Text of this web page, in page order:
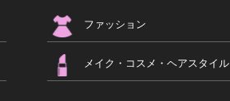
ファッション
メイク・コスメ・ヘアスタイル